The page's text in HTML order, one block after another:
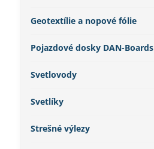
Geotextílie a nopové fólie
Pojazdové dosky DAN-Boards
Svetlovody
Svetlíky
Strešné výlezy